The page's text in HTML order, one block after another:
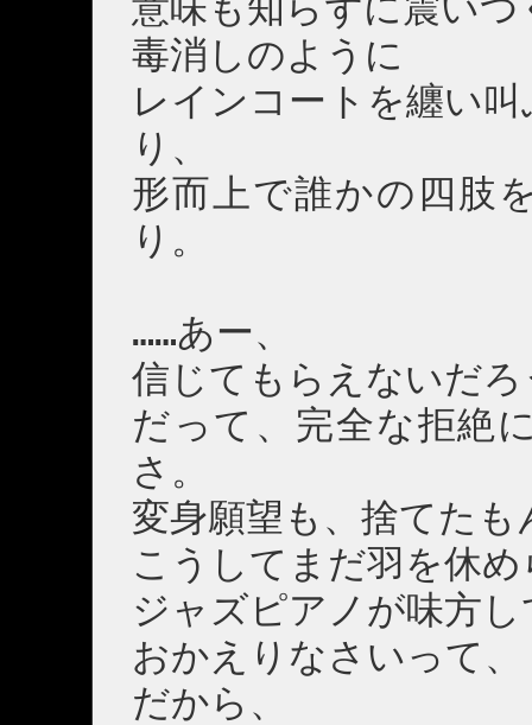
毒消しのように
レインコートを纏い
り、
形而上で誰かの四肢
り。
……あー、
信じてもらえないだ
だって、完全な拒絶
さ。
変身願望も、捨てた
こうしてまだ羽を休
ジャズピアノが味方
おかえりなさいって、
だから、